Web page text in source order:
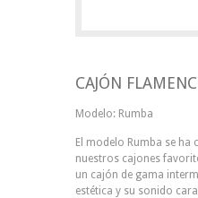
CAJÓN
Modelo: Rumba
El modelo Rumba se ha
nuestros cajones
un cajón de gama
estética y su sonido